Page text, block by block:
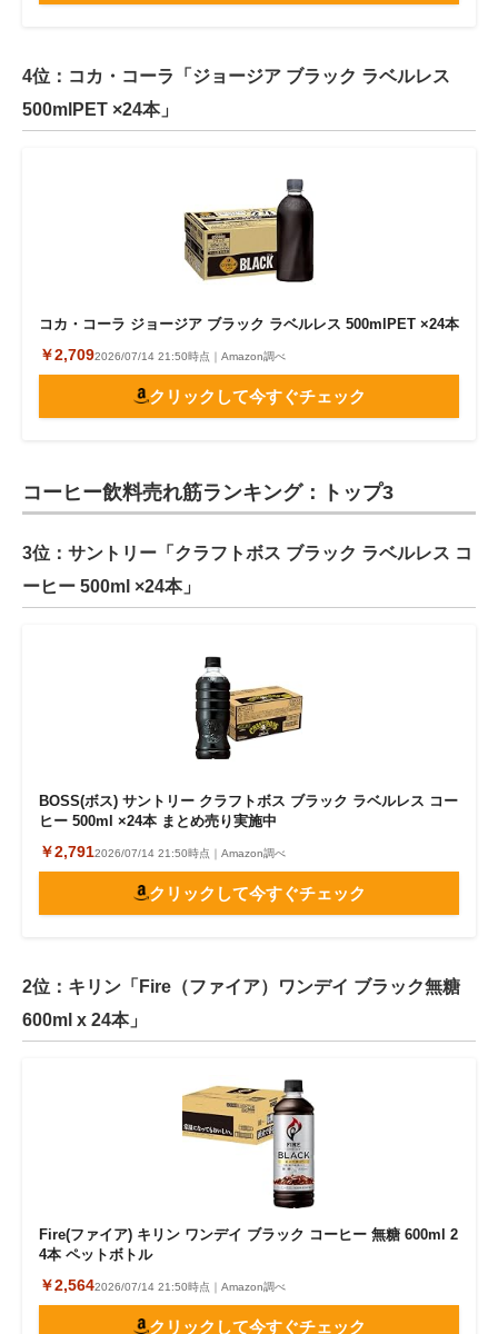
4位：コカ・コーラ「ジョージア ブラック ラベルレス
500mlPET ×24本」
コカ・コーラ ジョージア ブラック ラベルレス 500mlPET ×24本
￥2,7092026/07/14 21:50時点｜Amazon調べ
クリックして今すぐチェック
コーヒー飲料売れ筋ランキング：トップ3
3位：サントリー「クラフトボス ブラック ラベルレス コ
ーヒー 500ml ×24本」
BOSS(ボス) サントリー クラフトボス ブラック ラベルレス コー
ヒー 500ml ×24本 まとめ売り実施中
￥2,7912026/07/14 21:50時点｜Amazon調べ
クリックして今すぐチェック
2位：キリン「Fire（ファイア）ワンデイ ブラック無糖
600ml x 24本」
Fire(ファイア) キリン ワンデイ ブラック コーヒー 無糖 600ml 2
4本 ペットボトル
￥2,5642026/07/14 21:50時点｜Amazon調べ
クリックして今すぐチェック